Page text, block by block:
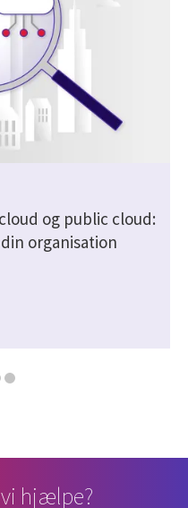
og public cloud:
organisation
hjælpe?